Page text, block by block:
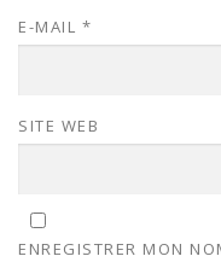
E-MAIL *
SITE WEB
ENREGISTRER MON